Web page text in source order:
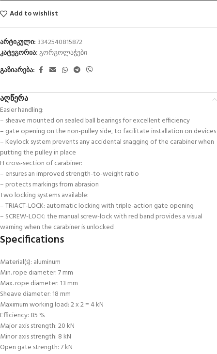
Add to wishlist
არტიკული: 3342540815872
კატეგორია:გორგოლაჭები
გაზიარება:
აღწერა
Easier handling:
– sheave mounted on sealed ball bearings for excellent efficiency
– gate opening on the non-pulley side, to facilitate installation on devices
– Keylock system prevents any accidental snagging of the carabiner when
putting the pulley in place
H cross-section of carabiner:
– ensures an improved strength-to-weight ratio
– protects markings from abrasion
Two locking systems available:
– TRIACT-LOCK: automatic locking with triple-action gate opening
– SCREW-LOCK: the manual screw-lock with red band provides a visual
warning when the carabiner is unlocked
Specifications
Material(s): aluminum
Min. rope diameter: 7 mm
Max. rope diameter: 13 mm
Sheave diameter: 18 mm
Maximum working load: 2 x 2 = 4 kN
Efficiency: 85 %
Major axis strength: 20 kN
Minor axis strength: 8 kN
Open gate strength: 7 kN